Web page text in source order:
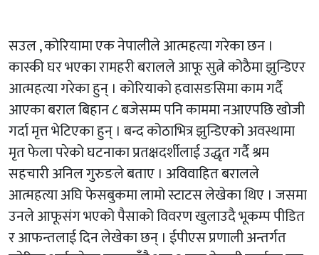
सउल , कोरियामा एक नेपालीले आत्महत्या गरेका छन ।
कास्की घर भएका रामहरी बरालले आफू सुत्ने कोठैमा झुन्डिएर
आत्महत्या गरेका हुन् । कोरियाको हवासङसिमा काम गर्दै
आएका बराल बिहान ८ बजेसम्म पनि काममा नआएपछि खोजी
गर्दा मृत्त भेटिएका हुन् । बन्द कोठाभित्र झुन्डिएको अवस्थामा
मृत फेला परेको घटनाका प्रतक्षदर्शीलाई उद्धृत गर्दै श्रम
सहचारी अनिल गुरुङले बताए । अविवाहित बरालले
आत्महत्या अघि फेसबुकमा लामो स्टाटस लेखेका थिए । जसमा
उनले आफूसंग भएको पैसाको विवरण खुलाउदै भूकम्प पीडित
र आफन्तलाई दिन लेखेका छन् । ईपीएस प्रणाली अन्तर्गत